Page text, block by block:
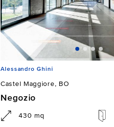
Alessandro Ghini
Castel Maggiore, BO
Negozio
430 mq